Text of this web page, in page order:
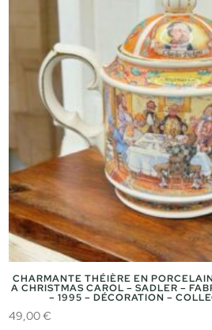
CHARMANTE THÉIÈRE EN
A CHRISTMAS CAROL – SADLER –
– 1995 – DÉCORATION –
49,00€